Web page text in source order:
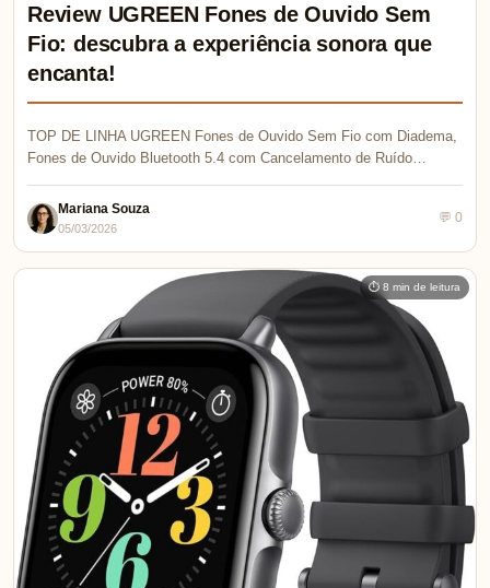
Review UGREEN Fones de Ouvido Sem
Fio: descubra a experiência sonora que
encanta!
TOP DE LINHA UGREEN Fones de Ouvido Sem Fio com Diadema,
Fones de Ouvido Bluetooth 5.4 com Cancelamento de Ruído…
Mariana Souza
05/03/2026
💬 0
⏱ 8 min de leitura